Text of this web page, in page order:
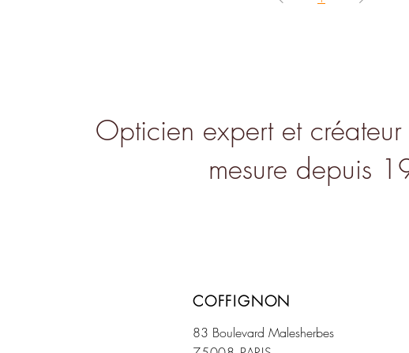
Opticien expert et créateur
mesure depuis
COFFIGNON
83 Boulevard Malesherbes